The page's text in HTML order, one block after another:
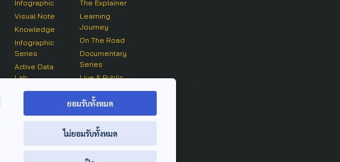
Infographic
Visual Note
Knowledge
Infographic
Series
Active Data
Lab
The Explainer
Learning
Journey
On The Road
Documentary
Series
Live & Public
On air Clip
ยอมรับทั้งหมด
ไม่ยอมรับทั้งหมด